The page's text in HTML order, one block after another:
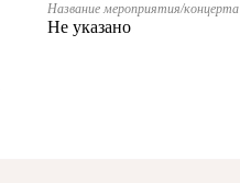
Название мероприятия/концерта
Не указано